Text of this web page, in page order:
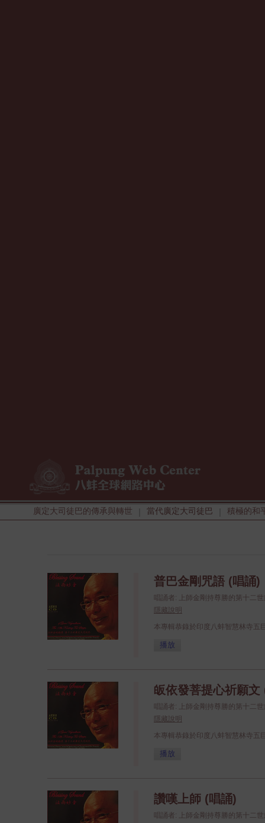
廣定大司徒巴的傳承與轉世 當代廣定大司徒巴 積極的和
普巴金剛咒語 (唱誦)
唱誦者: 上師金剛持尊勝的第十二
隱藏說明
本專輯恭錄於印度八蚌智慧林寺五
播放
皈依發菩提心祈願文
唱誦者: 上師金剛持尊勝的第十二
隱藏說明
本專輯恭錄於印度八蚌智慧林寺五
播放
讚嘆上師 (唱誦)
唱誦者: 上師金剛持尊勝的第十二